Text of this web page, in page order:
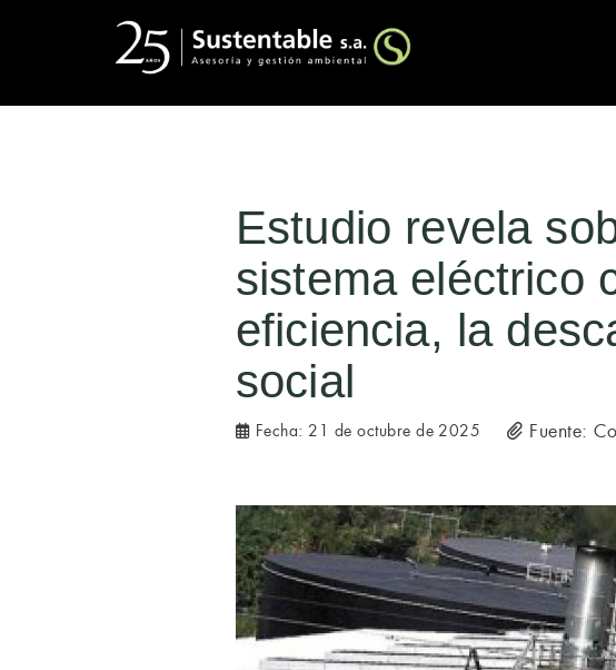
Estudio revela
sistema eléctrico
eficiencia, la
social
Fecha: 21 de octubre de 2025 Fuente: